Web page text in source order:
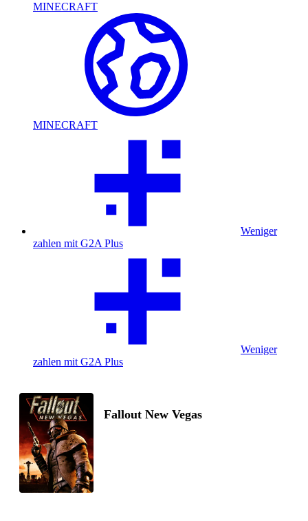
MINECRAFT
MINECRAFT
Weniger
zahlen mit G2A Plus
Weniger
zahlen mit G2A Plus
Fallout New Vegas